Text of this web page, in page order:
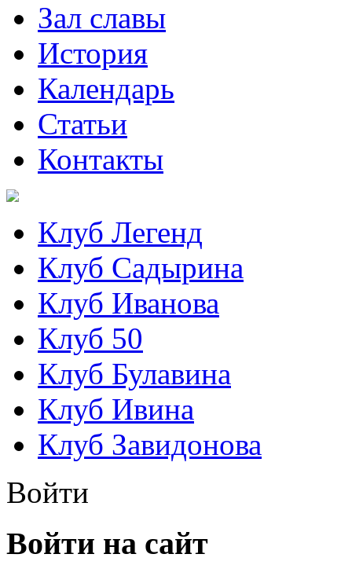
Зал славы
История
Календарь
Статьи
Контакты
Клуб Легенд
Клуб Садырина
Клуб Иванова
Клуб 50
Клуб Булавина
Клуб Ивина
Клуб Завидонова
Войти
Войти на сайт